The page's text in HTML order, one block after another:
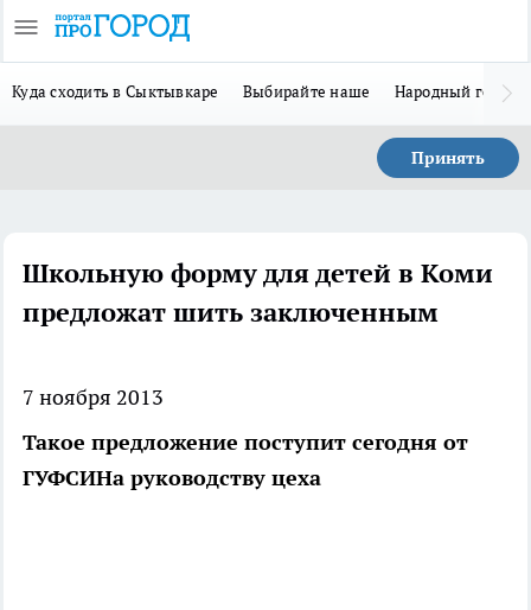
Куда сходить в Сыктывкаре Выбирайте наше Народный герой
Принять
Школьную форму для детей в Коми
предложат шить заключенным
7 ноября 2013
Такое предложение поступит сегодня от
ГУФСИНа руководству цеха